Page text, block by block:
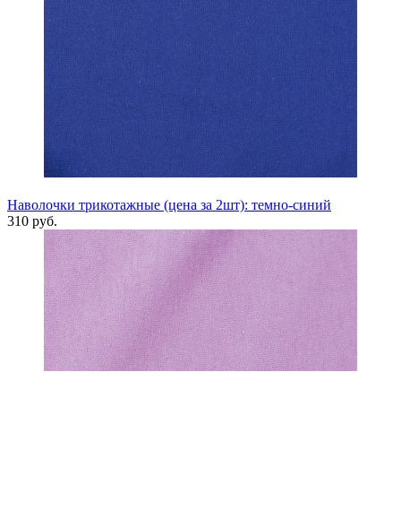
Наволочки трикотажные (цена за 2шт): темно-синий
310 руб.